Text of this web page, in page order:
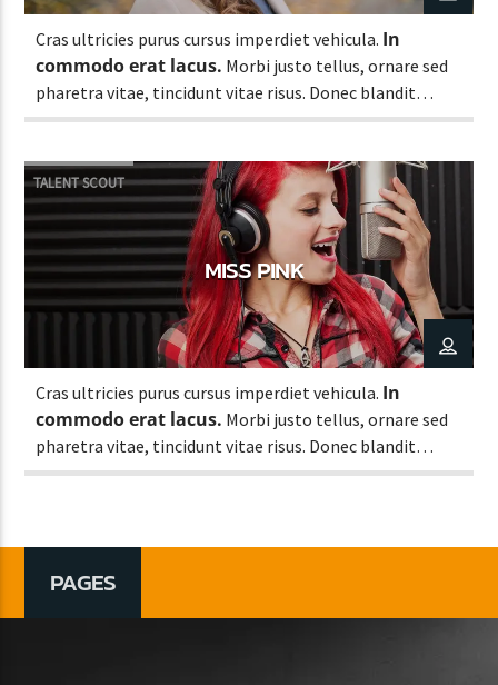
Cras ultricies purus cursus imperdiet vehicula. In
commodo erat lacus. Morbi justo tellus, ornare sed
pharetra vitae, tincidunt vitae risus. Donec blandit
pulvinar dapibus.
TALENT SCOUT
MISS PINK
Cras ultricies purus cursus imperdiet vehicula. In
commodo erat lacus. Morbi justo tellus, ornare sed
pharetra vitae, tincidunt vitae risus. Donec blandit
pulvinar dapibus.
PAGES